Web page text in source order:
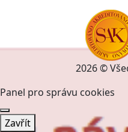
2026 ©
Panel pro správu cookies
Zavřít